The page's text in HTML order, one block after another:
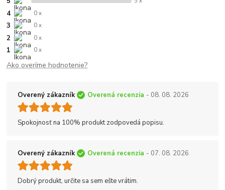
4 0 x
3 0 x
2 0 x
1 0 x
Ako overíme hodnotenie?
Overený zákazník Overená recenzia - 08. 08. 2026
Spokojnosť na 100% produkt zodpovedá popisu.
Overený zákazník Overená recenzia - 07. 08. 2026
Dobrý produkt, určite sa sem ešte vrátim.